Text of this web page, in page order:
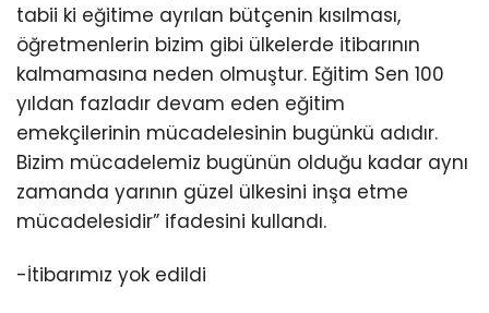
tabii ki eğitime ayrılan bütçenin kısılması,
öğretmenlerin bizim gibi ülkelerde itibarının
kalmamasına neden olmuştur. Eğitim Sen 100
yıldan fazladır devam eden eğitim
emekçilerinin mücadelesinin bugünkü adıdır.
Bizim mücadelemiz bugünün olduğu kadar aynı
zamanda yarının güzel ülkesini inşa etme
mücadelesidir” ifadesini kullandı.
-İtibarımız yok edildi